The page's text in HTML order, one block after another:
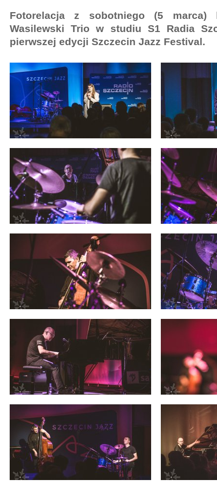
Fotorelacja z sobotniego (5 marca)
Wasilewski Trio w studiu S1 Radia
pierwszej edycji Szczecin Jazz Festival.